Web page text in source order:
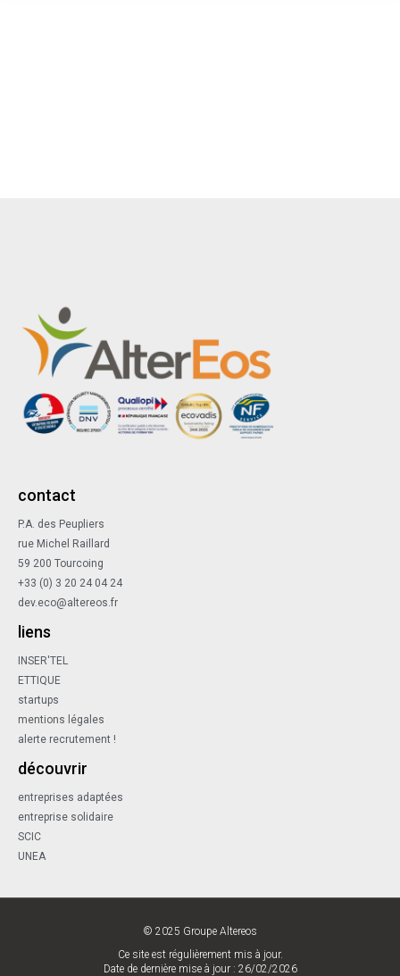
contact
P.A. des Peupliers
rue Michel Raillard
59 200 Tourcoing
+33 (0) 3 20 24 04 24
dev.eco@altereos.fr
liens
INSER'TEL
ETTIQUE
startups
mentions légales
alerte recrutement !
découvrir
entreprises adaptées
entreprise solidaire
SCIC
UNEA
© 2025 Groupe Altereos
Ce site est régulièrement mis à jour.
Date de dernière mise à jour : 26/02/2026